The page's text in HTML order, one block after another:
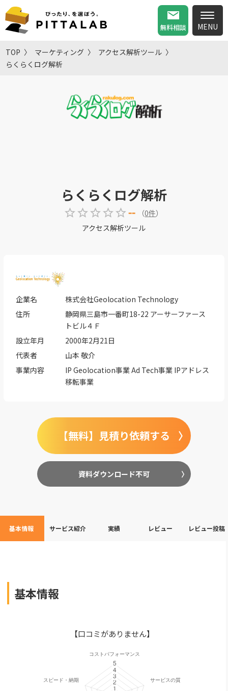
無料相談
TOP マーケティング
アクセス解析ツール
らくらくログ解析
らくらくログ解析
-- （0件）
アクセス解析ツール
企業名
株式会社Geolocation Technology
住所
静岡県三島市一番町18-22 アーサーファース
トビル４Ｆ
設立年月
2000年2月21日
代表者
山本 敬介
事業内容
IP Geolocation事業 Ad Tech事業 IPアドレス
移転事業
【無料】見積り依頼する
資料ダウンロード不可
基本情報 サービス紹介 実績 レビュー レビュー投稿
基本情報
【口コミがありません】